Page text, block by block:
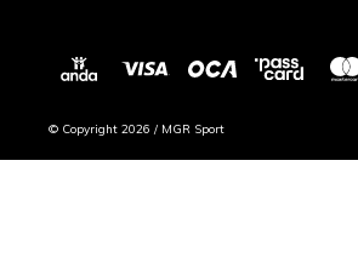
© Copyright 2026 / MGR Sport